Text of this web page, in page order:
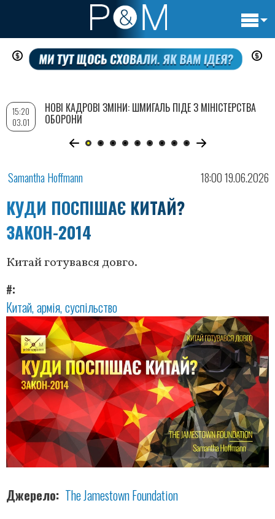
Перейти
до
вмісту
Samantha Hoffmann 18:00 19.06.2026
КУДИ ПОСПІШАЄ КИТАЙ?
ЗАКОН-2014
Китай готувався довго.
#
Китай армія суспільство
Джерело The Jamestown Foundation
15:20
03.01
НОВІ КАДРОВІ ЗМІНИ: ШМИГАЛЬ ПІДЕ З МІНІСТЕРСТВА
ОБОРОНИ